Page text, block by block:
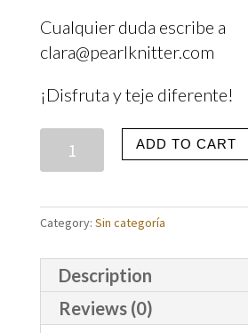
Cualquier duda escribe a
clara@pearlknitter.com
¡Disfruta y teje diferente!
ADD TO CART
Category: Sin categoría
Description
Reviews (0)